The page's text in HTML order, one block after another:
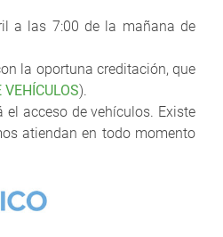
a las 7:00 de la mañana de
la oportuna creditación, que
).
acceso de vehículos. Existe
atiendan en todo momento